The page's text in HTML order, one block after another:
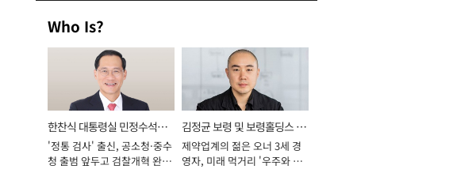
Who Is?
한찬식 대통령실 민정수석비
서관
'정통 검사' 출신, 공소청·중수
청 출범 앞두고 검찰개혁 완수
김정균 보령 및 보령홀딩스 대
표이사 사장
제약업계의 젊은 오너 3세 경
영자, 미래 먹거리 '우주와 헬